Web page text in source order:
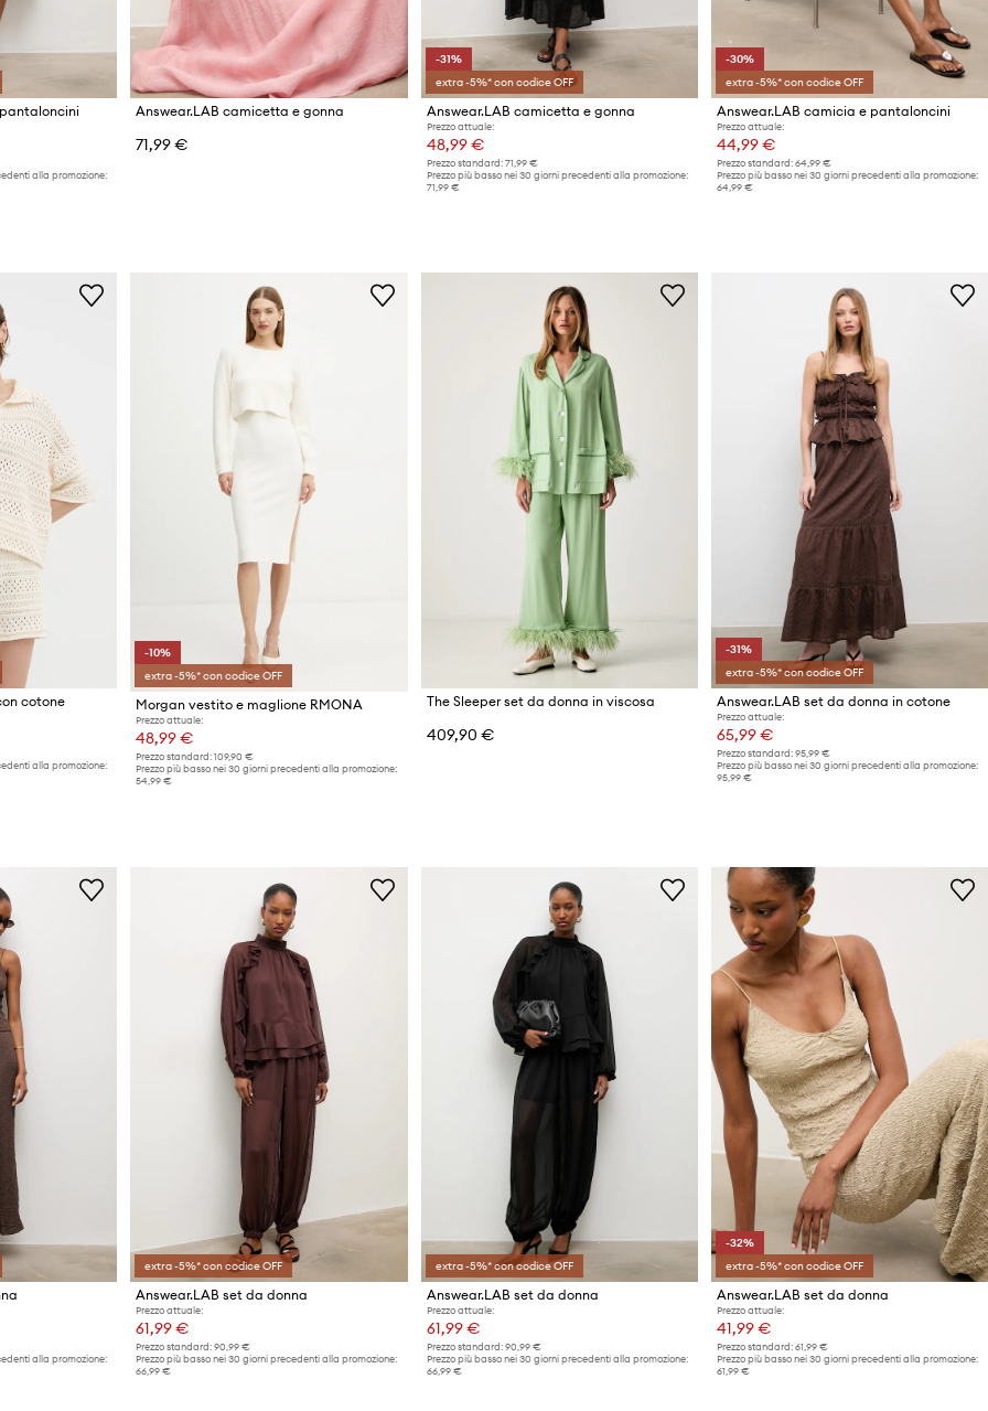
alla promozione:
Answear.LAB camicetta e gonna
71,99 €
-31%
extra -5%* con codice OFF
Answear.LAB camicetta e gonna
Prezzo attuale:
48,99 €
Prezzo standard: 71,99 €
Prezzo più basso nei 30 giorni precedenti alla promozione:
71,99 €
-30%
extra -5%* con codice OFF
Answear.LAB camicia e pantaloncini
Prezzo attuale:
44,99 €
Prezzo standard: 64,99 €
Prezzo più basso nei 30 giorni precedenti alla promozione:
64,99 €
cotone
alla promozione:
-10%
extra -5%* con codice OFF
Morgan vestito e maglione RMONA
Prezzo attuale:
48,99 €
Prezzo standard: 109,90 €
Prezzo più basso nei 30 giorni precedenti alla promozione:
54,99 €
The Sleeper set da donna in viscosa
409,90 €
-31%
extra -5%* con codice OFF
Answear.LAB set da donna in cotone
Prezzo attuale:
65,99 €
Prezzo standard: 95,99 €
Prezzo più basso nei 30 giorni precedenti alla promozione:
95,99 €
alla promozione:
extra -5%* con codice OFF
Answear.LAB set da donna
Prezzo attuale:
61,99 €
Prezzo standard: 90,99 €
Prezzo più basso nei 30 giorni precedenti alla promozione:
66,99 €
extra -5%* con codice OFF
Answear.LAB set da donna
Prezzo attuale:
61,99 €
Prezzo standard: 90,99 €
Prezzo più basso nei 30 giorni precedenti alla promozione:
66,99 €
-32%
extra -5%* con codice OFF
Answear.LAB set da donna
Prezzo attuale:
41,99 €
Prezzo standard: 61,99 €
Prezzo più basso nei 30 giorni precedenti alla promozione:
61,99 €